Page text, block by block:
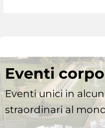
Eventi
Eventi unici in
straordinari al